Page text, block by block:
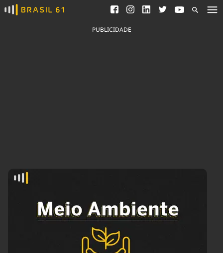
Ver todas as notícias
Saneamento
Indicadores
Agronegócios
Brasil Mineral
Tecnologia
Economia
Educação
Infraestrutura
Internacional
Política
Saúde
PUBLICIDADE